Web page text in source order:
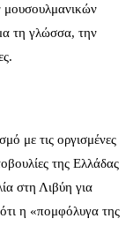
μουσουλμανικών
τη γλώσσα, την
με τις οργισμένες
της Ελλάδας
στη Λιβύη για
η «πομφόλυγα της